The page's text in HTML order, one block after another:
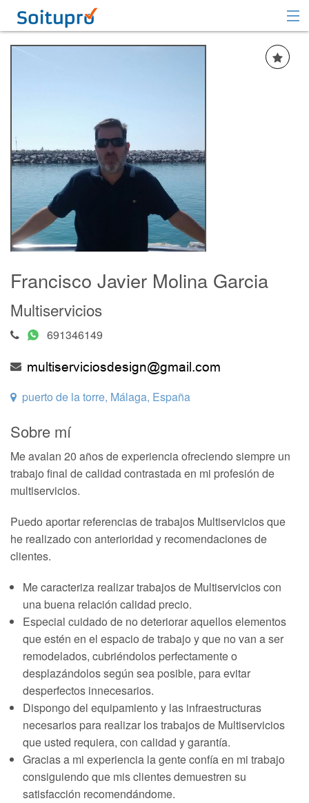
Recomendar
Francisco Javier Molina Garcia
Multiservicios
691346149
puerto de la torre, Málaga, España
Sobre mí
Me avalan 20 años de experiencia ofreciendo siempre un
trabajo final de calidad contrastada en mi profesión de
multiservicios.
Puedo aportar referencias de trabajos Multiservicios que
he realizado con anterioridad y recomendaciones de
clientes.
Me caracteriza realizar trabajos de Multiservicios con
una buena relación calidad precio.
Especial cuidado de no deteriorar aquellos elementos
que estén en el espacio de trabajo y que no van a ser
remodelados, cubriéndolos perfectamente o
desplazándolos según sea posible, para evitar
desperfectos innecesarios.
Dispongo del equipamiento y las infraestructuras
necesarios para realizar los trabajos de Multiservicios
que usted requiera, con calidad y garantía.
Gracias a mi experiencia la gente confía en mi trabajo
consiguiendo que mis clientes demuestren su
satisfacción recomendándome.